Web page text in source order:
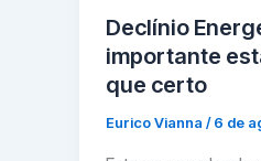
Declínio
importante
que certo
Eurico Vianna /6 de